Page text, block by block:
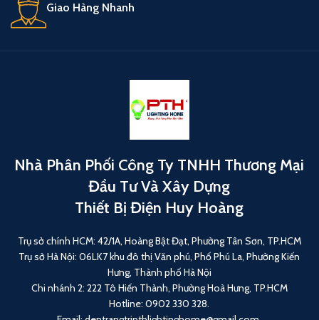
Giao Hàng Nhanh
Nhà Phân Phối Công Ty TNHH Thương Mại
Đầu Tư Và Xây Dựng
Thiết Bị Điện Huy Hoàng
Trụ sở chính HCM: 42/1A, Hoàng Bật Đạt, Phường Tân Sơn, TP.HCM
Trụ sở Hà Nội: 06LK7 khu đô thị Văn phú, Phố Phú La, Phường Kiến
Hưng, Thành phố Hà Nội
Chi nhánh 2: 222 Tô Hiến Thành, Phường Hoà Hưng, TP.HCM
Hotline: 0902 330 328.